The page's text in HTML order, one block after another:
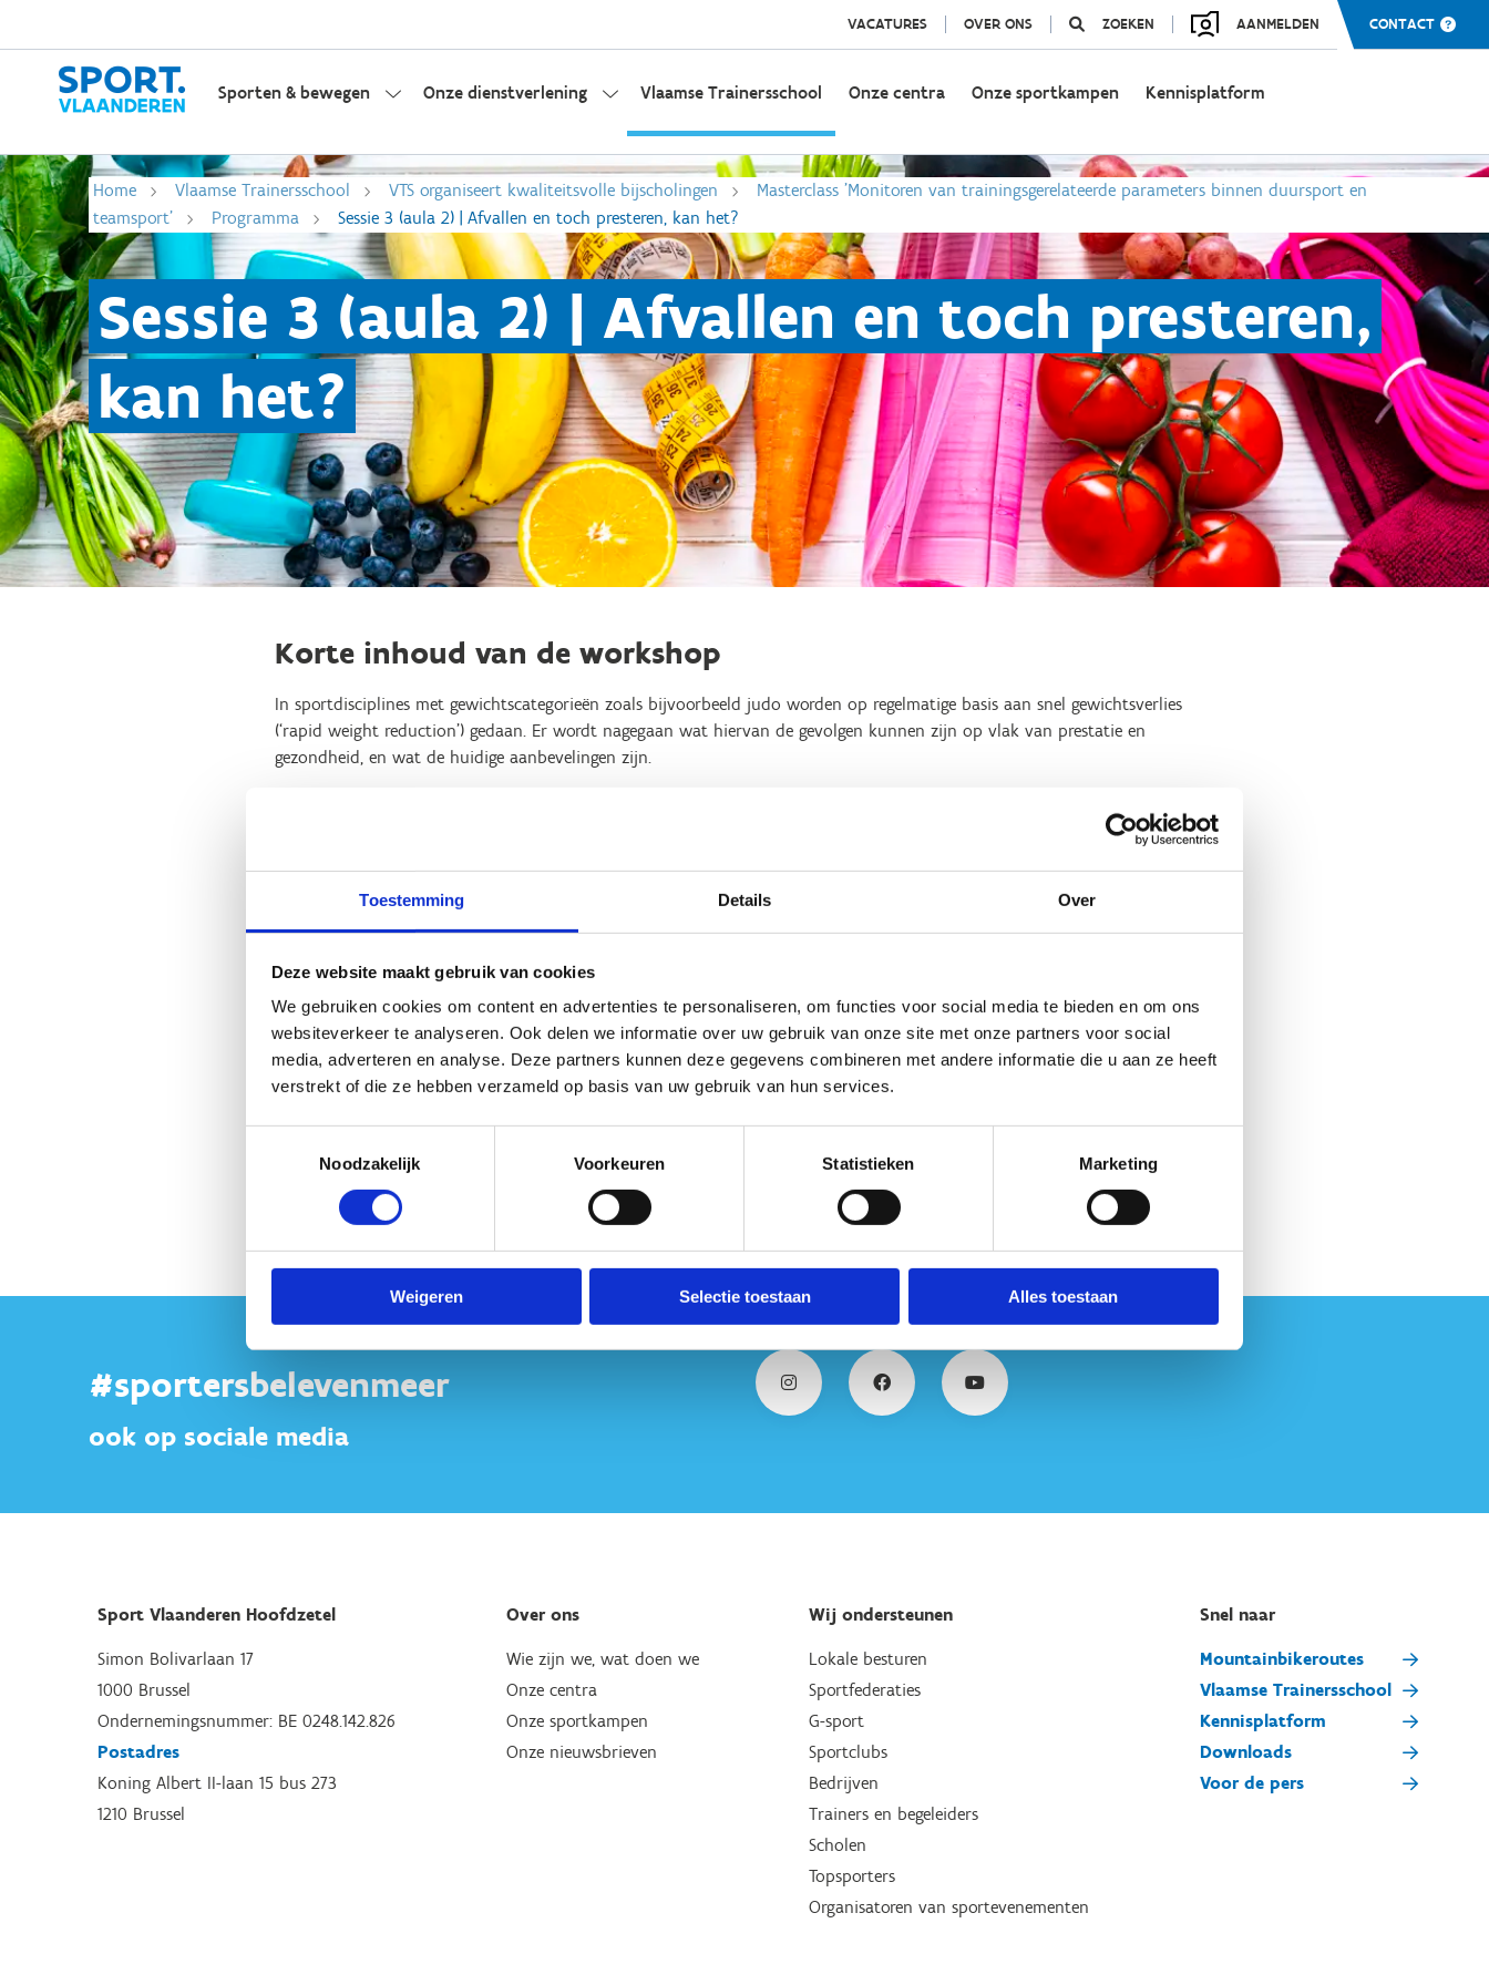
Toestemming Details Over
Deze website maakt gebruik van cookies
We gebruiken cookies om content en advertenties te personaliseren, om functies voor social media te bieden en om ons
websiteverkeer te analyseren. Ook delen we informatie over uw gebruik van onze site met onze partners voor social
media, adverteren en analyse. Deze partners kunnen deze gegevens combineren met andere informatie die u aan ze heeft
verstrekt of die ze hebben verzameld op basis van uw gebruik van hun services.
Noodzakelijk
Voorkeuren Statistieken Marketing
Weigeren Selectie toestaan Alles toestaan
VACATURES OVER ONS ZOEKEN AANMELDEN CONTACT
Sporten & bewegen Onze dienstverlening Vlaamse Trainersschool Onze centra Onze sportkampen Kennisplatform
Home Vlaamse Trainersschool VTS organiseert kwaliteitsvolle bijscholingen
Masterclass 'Monitoren van trainingsgerelateerde parameters binnen duursport en
teamsport'
Programma Sessie 3 (aula 2) | Afvallen en toch presteren, kan het?
Sessie 3 (aula 2) | Afvallen en toch presteren,
kan het?
Korte inhoud van de workshop
In sportdisciplines met gewichtscategorieën zoals bijvoorbeeld judo worden op regelmatige basis aan snel gewichtsverlies
(‘rapid weight reduction’) gedaan. Er wordt nagegaan wat hiervan de gevolgen kunnen zijn op vlak van prestatie en
gezondheid, en wat de huidige aanbevelingen zijn.
Dirk Aerenhouts behaalde een doctoraat in de fysieke ontwikkeling, fysieke prestatiecapaciteiten en voedingsgewoonten bij
adolescente sprintatleten. Zijn onderzoek richt zich o.a. naar perinatale verandering in fitheid en lichaamssamenstelling bij
zowel vrouwen als mannen, invloed van slaap op herstel na een inspanning, voeding in functie van gezondheid en prestatie,
intensiteit en trainingseffecten van verschillende activiteiten zoals bijvoorbeeld virtual reality-spelen.
Prof. Dr. Dirk Aerenhouts
Keer terug naar het programma
#sportersbelevenmeer
ook op sociale media
Sport Vlaanderen Hoofdzetel
Simon Bolivarlaan 17
1000 Brussel
Ondernemingsnummer: BE 0248.142.826
Postadres
Koning Albert II-laan 15 bus 273
1210 Brussel
Over ons
Wie zijn we, wat doen we
Onze centra
Onze sportkampen
Onze nieuwsbrieven
Wij ondersteunen
Lokale besturen
Sportfederaties
G-sport
Sportclubs
Bedrijven
Trainers en begeleiders
Scholen
Topsporters
Organisatoren van sportevenementen
Snel naar
Mountainbikeroutes
Vlaamse Trainersschool
Kennisplatform
Downloads
Voor de pers